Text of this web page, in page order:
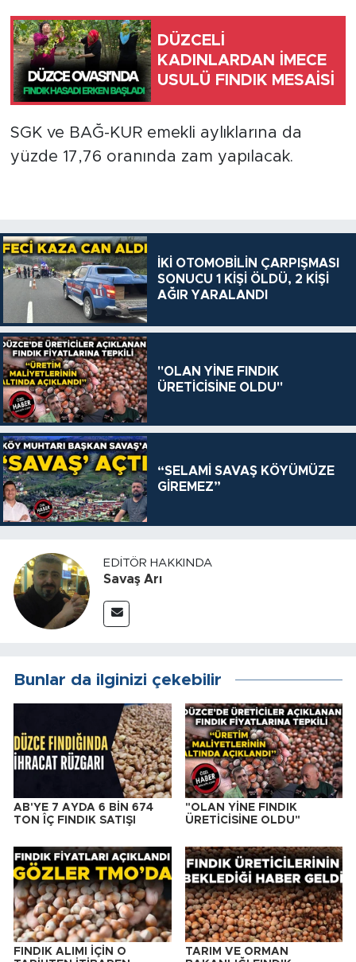
DÜZCELİ
KADINLARDAN İMECE
USULÜ FINDIK MESAİSİ
SGK ve BAĞ-KUR emekli aylıklarına da
yüzde 17,76 oranında zam yapılacak.
İKİ OTOMOBİLİN ÇARPIŞMASI
SONUCU 1 KİŞİ ÖLDÜ, 2 KİŞİ
AĞIR YARALANDI
"OLAN YİNE FINDIK
ÜRETİCİSİNE OLDU"
“SELAMİ SAVAŞ KÖYÜMÜZE
GİREMEZ”
EDITÖR HAKKINDA
Savaş Arı
Bunlar da ilginizi çekebilir
AB'YE 7 AYDA 6 BİN 674
TON ÎÇ FINDIK SATIŞI
"OLAN YİNE FINDIK
ÜRETİCİSİNE OLDU"
FINDIK ALIMI İÇİN O
TARIM VE ORMAN